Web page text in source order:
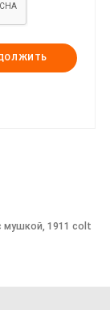
мушкой, 1911 colt